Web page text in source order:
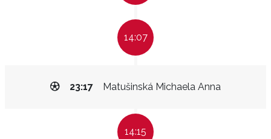
14:07
Matušinská Michaela Anna
23:17
14:15